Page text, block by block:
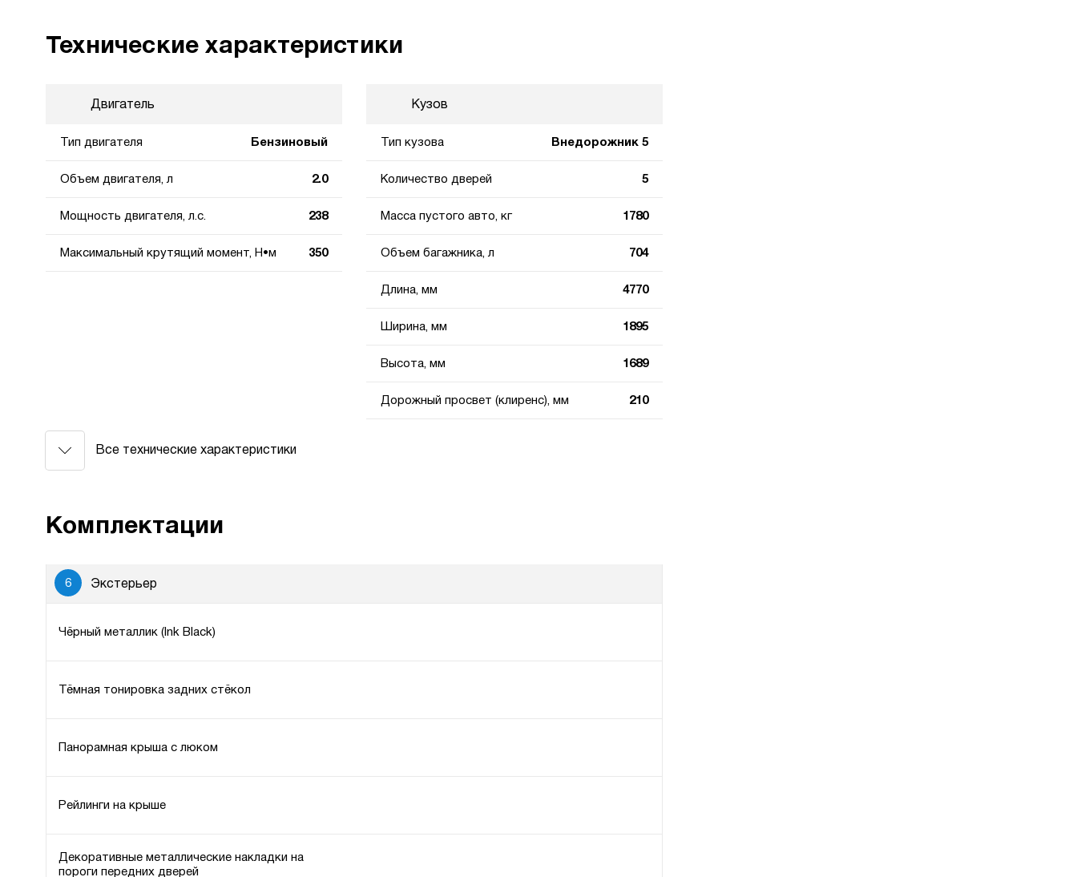
Технические характеристики
Двигатель
Тип двигателя Бензиновый
Объем двигателя, л 2.0
Мощность двигателя, л.с. 238
Максимальный крутящий момент, Н•м 350
Кузов
Тип кузова Внедорожник 5
Количество дверей 5
Масса пустого авто, кг 1780
Объем багажника, л 704
Длина, мм 4770
Ширина, мм 1895
Высота, мм 1689
Дорожный просвет (клиренс), мм 210
Все технические характеристики
Комплектации
Экстерьер
6
Чёрный металлик (Ink Black)
Тёмная тонировка задних стёкол
Панорамная крыша с люком
Рейлинги на крыше
Декоративные металлические накладки на
пороги передних дверей